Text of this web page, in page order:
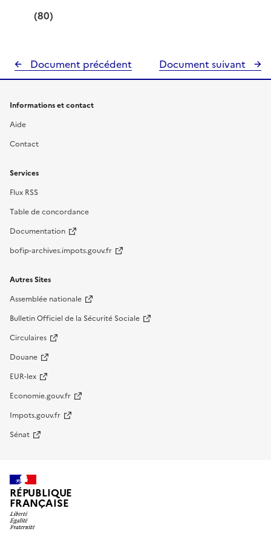
(80)
Document précédent Document suivant
Informations et contact
Aide
Contact
Services
Flux RSS
Table de concordance
Documentation
bofip-archives.impots.gouv.fr
Autres Sites
Assemblée nationale
Bulletin Officiel de la Sécurité Sociale
Circulaires
Douane
EUR-lex
Economie.gouv.fr
Impots.gouv.fr
Sénat
RÉPUBLIQUE
FRANÇAISE